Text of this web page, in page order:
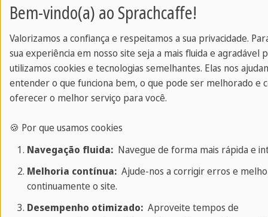
Atividades na escola
Desde festas de boas-vindas, noite de cinema,
são repletos de emoção!
Bem-vindo(a) ao Sprachcaffe!
Valorizamos a confiança e respeitamos a sua privacidade.
sua experiência em nosso site seja a mais fluida e agradável
utilizamos cookies e tecnologias semelhantes. Elas nos
entender o que funciona bem, o que pode ser melhorado e
oferecer o melhor serviço para você.
🍪 Por que usamos cookies
Navegação fluida:Navegue de forma mais rápida e
Melhoria contínua:Ajude-nos a corrigir erros e
continuamente o site.
Desempenho otimizado:Aproveite tempos de